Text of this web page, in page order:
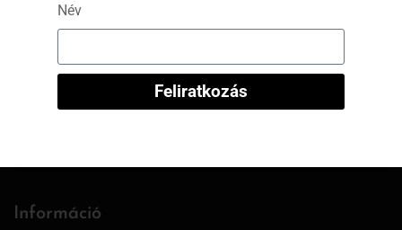
Információ
Név
Feliratkozás